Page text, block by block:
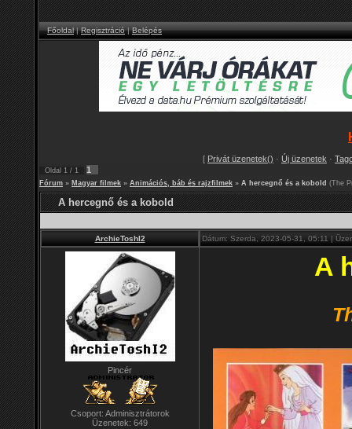
Főoldal|Regisztráció|Belépés
[ Privát üzenetek() · Új üzenetek ·
Oldal 1 / 1 1
Fórum » Magyar filmek » Animációs, báb és rajzfilmek » A hercegnő és a kobold (The
A hercegnő és a kobold
ArchieToshI2 Dátum: Szerda, 2023-05-31, 05:11 |
Pincér
Csoport: Adminisztrátorok
Üzenetek: 649
A